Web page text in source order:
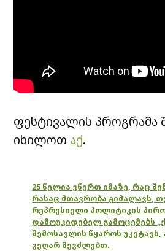
ფესტივალის პროგრამა
იხილოთ აქ.
25 წელია ვწერთ იმაზე, რაც
რასაც მთავრობა გიმალავს,
რეპრესიული პოლიტიკის
დამოუკიდებელ გამოცემებს
შემოსავლის წყაროს უკეტავს,
ვეღარ შევძლებთ.